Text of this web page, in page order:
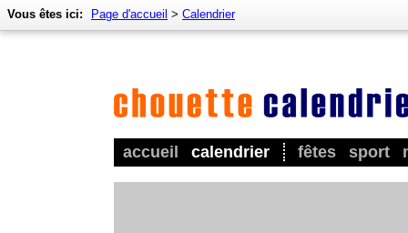
accueil calendrier fêtes sport
Vous êtes ici: Page d'accueil > Calendrier